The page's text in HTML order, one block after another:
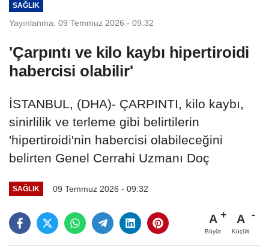
SAĞLIK
Yayınlanma: 09 Temmuz 2026 - 09:32
'Çarpıntı ve kilo kaybı hipertiroidi
habercisi olabilir'
İSTANBUL, (DHA)- ÇARPINTI, kilo kaybı,
sinirlilik ve terleme gibi belirtilerin
'hipertiroidi'nin habercisi olabileceğini
belirten Genel Cerrahi Uzmanı Doç
SAĞLIK 09 Temmuz 2026 - 09:32
A
Büyüt
A
Küçült